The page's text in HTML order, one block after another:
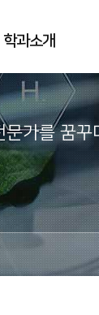
학과소개
문가를 꿈꾸